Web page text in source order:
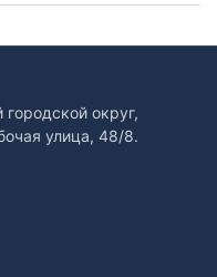
округ,
улица, 48/8.